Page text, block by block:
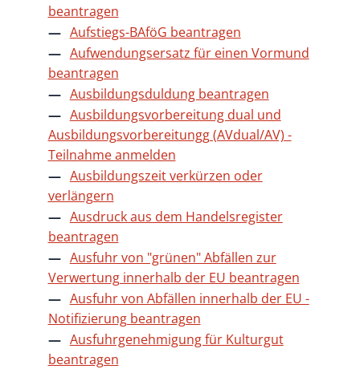
beantragen
Aufstiegs-BAföG beantragen
Aufwendungsersatz für einen Vormund
beantragen
Ausbildungsduldung beantragen
Ausbildungsvorbereitung dual und
Ausbildungsvorbereitungg (AVdual/AV) -
Teilnahme anmelden
Ausbildungszeit verkürzen oder
verlängern
Ausdruck aus dem Handelsregister
beantragen
Ausfuhr von "grünen" Abfällen zur
Verwertung innerhalb der EU beantragen
Ausfuhr von Abfällen innerhalb der EU -
Notifizierung beantragen
Ausfuhrgenehmigung für Kulturgut
beantragen